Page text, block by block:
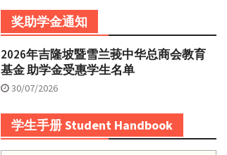
奖助学金通知
2026年吉隆坡暨雪兰莪中华总商会教育
基金 助学金受惠学生名单
30/07/2026
学生手册 Student Handbook